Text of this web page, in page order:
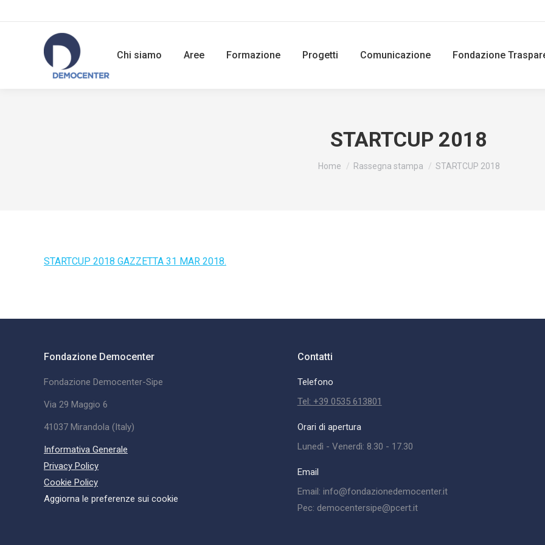
Chi siamo Aree Formazione Progetti Comunicazione Fondazione
STARTCUP 2018
You are here:
Home Rassegna stampa STARTCUP 2018
STARTCUP 2018 GAZZETTA 31 MAR 2018.
Fondazione Democenter
Fondazione Democenter-Sipe
Via 29 Maggio 6
41037 Mirandola (Italy)
Informativa Generale
Privacy Policy
Cookie Policy
Aggiorna le preferenze sui cookie
Contatti
Telefono
Tel: +39 0535 613801
Orari di apertura
Lunedì - Venerdì: 8.30 - 17.30
Email
Email: info@fondazionedemocenter.it
Pec: democentersipe@pcert.it